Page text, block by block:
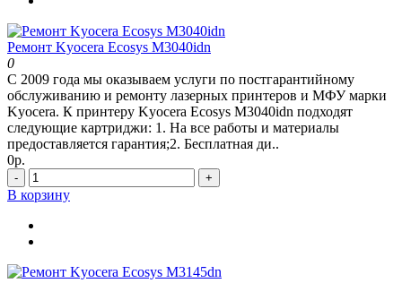
Ремонт Kyocera Ecosys M3040idn
0
С 2009 года мы оказываем услуги по постгарантийному
обслуживанию и ремонту лазерных принтеров и МФУ марки
Kyocera. К принтеру Kyocera Ecosys M3040idn подходят
следующие картриджи: 1. На все работы и материалы
предоставляется гарантия;2. Бесплатная ди..
0р.
- +
В корзину